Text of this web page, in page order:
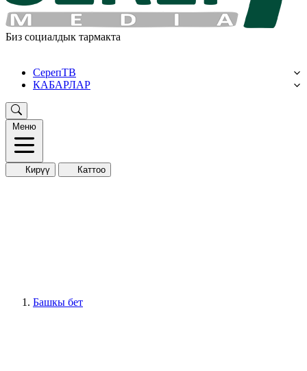
Биз социалдык тармакта
СерепТВ
КАБАРЛАР
Меню
Кирүү Каттоо
Башкы бет